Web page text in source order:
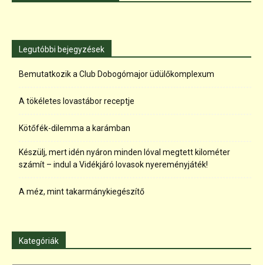
Legutóbbi bejegyzések
Bemutatkozik a Club Dobogómajor üdülőkomplexum
A tökéletes lovastábor receptje
Kötőfék-dilemma a karámban
Készülj, mert idén nyáron minden lóval megtett kilométer
számít – indul a Vidékjáró lovasok nyereményjáték!
A méz, mint takarmánykiegészítő
Kategóriák